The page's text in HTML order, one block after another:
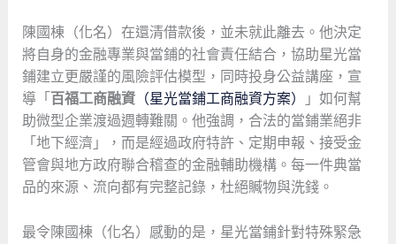
陳國棟（化名）在還清借款後，並未就此離去。他決定
將自身的金融專業與當鋪的社會責任結合，協助星光當
鋪建立更嚴謹的風險評估模型，同時投身公益講座，宣
導「 百福工商融資（星光當鋪工商融資方案）
」如何幫
助微型企業渡過週轉難關。他強調，合法的當鋪業絕非
「地下經濟」，而是經過政府特許、定期申報、接受金
管會與地方政府聯合稽查的金融輔助機構。每一件典當
品的來源、流向都有完整記錄，杜絕贓物與洗錢。
最令陳國棟（化名）感動的是，星光當鋪針對特殊緊急